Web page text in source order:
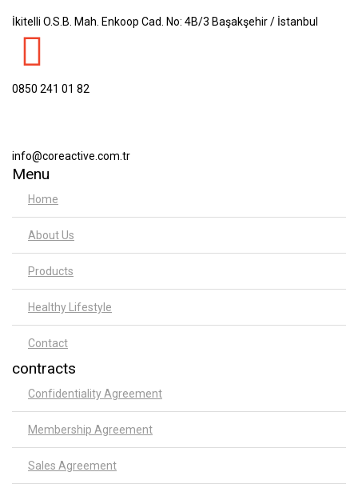
İkitelli O.S.B. Mah. Enkoop Cad. No: 4B/3 Başakşehir / İstanbul
0850 241 01 82
info@coreactive.com.tr
Menu
Home
About Us
Products
Healthy Lifestyle
Contact
contracts
Confidentiality Agreement
Membership Agreement
Sales Agreement